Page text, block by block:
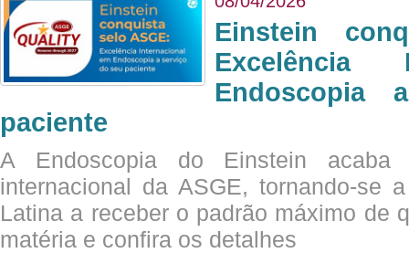
Einstein
Excelência
Endoscopia
paciente
A Endoscopia do Einstein
internacional da ASGE, tornando-se
Latina a receber o padrão máximo de
matéria e confira os detalhes